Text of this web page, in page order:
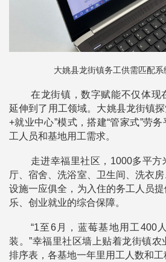
大姚县龙街镇务工供需匹配
在龙街镇，数字赋能不仅体现
延伸到了用工领域。大姚县龙街镇
+就业中心”模式，搭建“管家式”劳
工人员和基地用工需求。
走进幸福里社区，1000多平方
厅、宿舍、洗浴室、卫生间、洗衣
设施一应俱全，为入住的务工人员
乐、创业就业的综合保障。
“1至6月，蓝莓基地用工400
装。”幸福里社区墙上贴着龙街镇
排序表，各基地一年里用工人数和工